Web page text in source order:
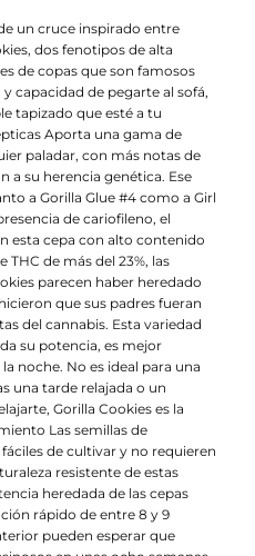
un cruce inspirado entre
dos fenotipos de alta
de copas que son famosos
capacidad de pegarte al sofá,
tapizado que esté a tu
Aporta una gama de
paladar, con más notas de
a su herencia genética. Ese
a Gorilla Glue #4 como a Girl
de cariofileno, el
esta cepa con alto contenido
THC de más del 23%, las
parecen haber heredado
que sus padres fueran
del cannabis. Esta variedad
su potencia, es mejor
noche. No es ideal para una
una tarde relajada o un
Gorilla Cookies es la
Las semillas de
de cultivar y no requieren
resistente de estas
heredada de las cepas
rápido de entre 8 y 9
pueden esperar que